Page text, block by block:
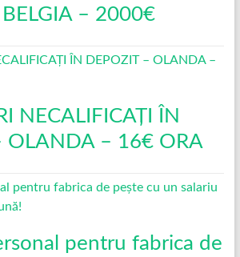
– 2000€
NECALIFICAȚI ÎN
OLANDA – 16€ ORA
pentru fabrica de